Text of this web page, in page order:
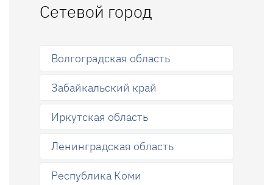
Сетевой город
Волгоградская область
Забайкальский край
Иркутская область
Ленинградская область
Республика Коми